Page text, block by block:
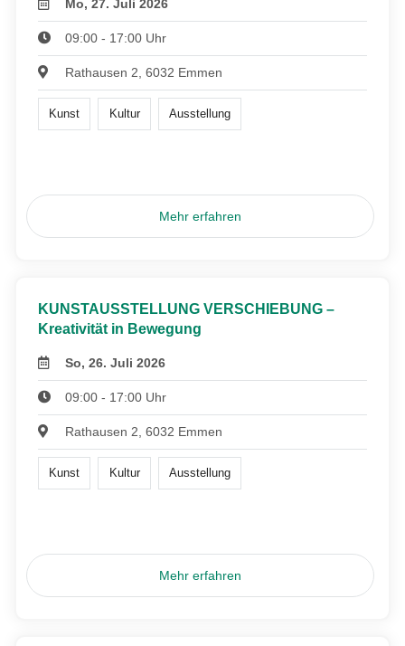
Mo, 27. Juli 2026
09:00 - 17:00 Uhr
Rathausen 2, 6032 Emmen
Kunst Kultur Ausstellung
Mehr erfahren
KUNSTAUSSTELLUNG VERSCHIEBUNG –
Kreativität in Bewegung
So, 26. Juli 2026
09:00 - 17:00 Uhr
Rathausen 2, 6032 Emmen
Kunst Kultur Ausstellung
Mehr erfahren